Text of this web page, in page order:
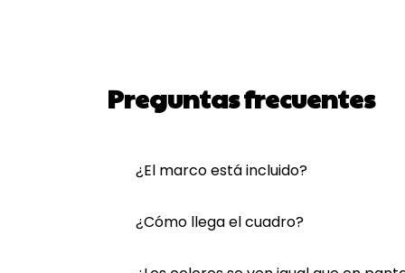
Preguntas frecuentes
¿El marco está incluido?
¿Cómo llega el cuadro?